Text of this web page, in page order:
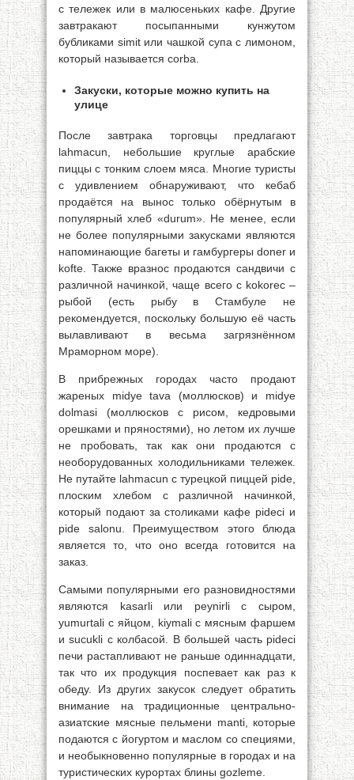
с тележек или в малюсеньких кафе. Другие
завтракают посыпанными кунжутом
бубликами simit или чашкой супа с лимоном,
который называется corba.
Закуски, которые можно купить на
улице
После завтрака торговцы предлагают
lahmacun, небольшие круглые арабские
пиццы с тонким слоем мяса. Многие туристы
с удивлением обнаруживают, что кебаб
продаётся на вынос только обёрнутым в
популярный хлеб «durum». Не менее, если
не более популярными закусками являются
напоминающие багеты и гамбургеры doner и
kofte. Также вразнос продаются сандвичи с
различной начинкой, чаще всего с kokorec –
рыбой (есть рыбу в Стамбуле не
рекомендуется, поскольку большую её часть
вылавливают в весьма загрязнённом
Мраморном море).
В прибрежных городах часто продают
жареных midye tava (моллюсков) и midye
dolmasi (моллюсков с рисом, кедровыми
орешками и пряностями), но летом их лучше
не пробовать, так как они продаются с
необорудованных холодильниками тележек.
Не путайте lahmacun с турецкой пиццей pide,
плоским хлебом с различной начинкой,
который подают за столиками кафе pideci и
pide salonu. Преимуществом этого блюда
является то, что оно всегда готовится на
заказ.
Самыми популярными его разновидностями
являются kasarli или peynirli с сыром,
yumurtali с яйцом, kiymali с мясным фаршем
и sucukli с колбасой. В большей часть pideci
печи растапливают не раньше одиннадцати,
так что их продукция поспевает как раз к
обеду. Из других закусок следует обратить
внимание на традиционные центрально-
азиатские мясные пельмени manti, которые
подаются с йогуртом и маслом со специями,
и необыкновенно популярные в городах и на
туристических курортах блины gozleme.